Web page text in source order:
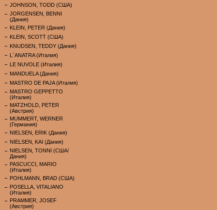
JOHNSON, TODD (США)
JORGENSEN, BENNI
(Дания)
KLEIN, PETER (Дания)
KLEIN, SCOTT (США)
KNUDSEN, TEDDY (Дания)
L`ANATRA (Италия)
LE NUVOLE (Италия)
MANDUELA (Дания)
MASTRO DE PAJA (Италия)
MASTRO GEPPETTO
(Италия)
MATZHOLD, PETER
(Австрия)
MUMMERT, WERNER
(Германия)
NIELSEN, ERIK (Дания)
NIELSEN, KAI (Дания)
NIELSEN, TONNI (США/
Дания)
PASCUCCI, MARIO
(Италия)
POHLMANN, BRAD (США)
POSELLA, VITALIANO
(Италия)
PRAMMER, JOSEF
(Австрия)